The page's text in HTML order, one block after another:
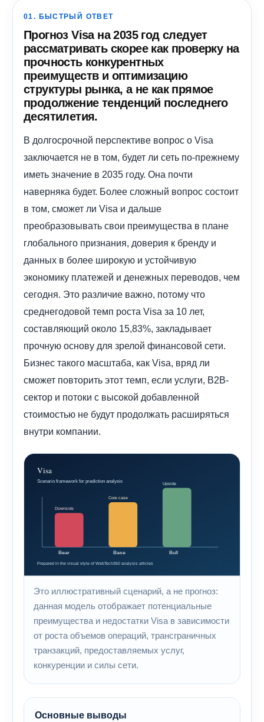
01. БЫСТРЫЙ ОТВЕТ
Прогноз Visa на 2035 год следует
рассматривать скорее как проверку на
прочность конкурентных
преимуществ и оптимизацию
структуры рынка, а не как прямое
продолжение тенденций последнего
десятилетия.
В долгосрочной перспективе вопрос о Visa
заключается не в том, будет ли сеть по-прежнему
иметь значение в 2035 году. Она почти
наверняка будет. Более сложный вопрос состоит
в том, сможет ли Visa и дальше
преобразовывать свои преимущества в плане
глобального признания, доверия к бренду и
данных в более широкую и устойчивую
экономику платежей и денежных переводов, чем
сегодня. Это различие важно, потому что
среднегодовой темп роста Visa за 10 лет,
составляющий около 15,83%, закладывает
прочную основу для зрелой финансовой сети.
Бизнес такого масштаба, как Visa, вряд ли
сможет повторить этот темп, если услуги, B2B-
сектор и потоки с высокой добавленной
стоимостью не будут продолжать расширяться
внутри компании.
Это иллюстративный сценарий, а не прогноз:
данная модель отображает потенциальные
преимущества и недостатки Visa в зависимости
от роста объемов операций, трансграничных
транзакций, предоставляемых услуг,
конкуренции и силы сети.
Основные выводы